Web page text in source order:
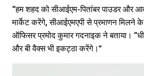
“हम शहद को सीआईएम-पितांबर पाउडर और
मार्केट करेंगे, सीआईएमएपी से प्रमाणन मिलने के
ऑफिसर प्रमोद कुमार गदनाइक ने बताया।
और बी वैक्स भी इकट्ठा करेंगे।”